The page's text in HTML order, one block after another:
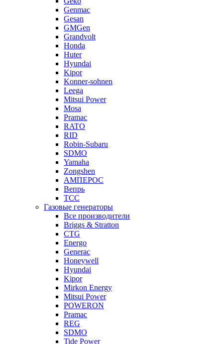
Genmac
Gesan
GMGen
Grandvolt
Honda
Huter
Hyundai
Kipor
Konner-sohnen
Leega
Mitsui Power
Mosa
Pramac
RATO
RID
Robin-Subaru
SDMO
Yamaha
Zongshen
АМПЕРОС
Вепрь
ТСС
Газовые генераторы
Все производители
Briggs & Stratton
CTG
Energo
Generac
Honeywell
Hyundai
Kipor
Mirkon Energy
Mitsui Power
POWERON
Pramac
REG
SDMO
Tide Power